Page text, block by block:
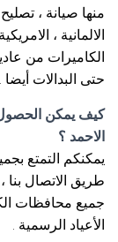
منها صيانة ،
الالمانية ،
الكاميرات من
حتى البدالات أيضا .
كيف يمكن
الاحمد ؟
يمكنكم التمتع
جميع محافظات
الأعياد الرسمية .